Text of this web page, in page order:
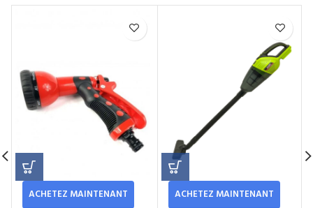
ACHETEZ MAINTENANT ACHETEZ MAINTENANT